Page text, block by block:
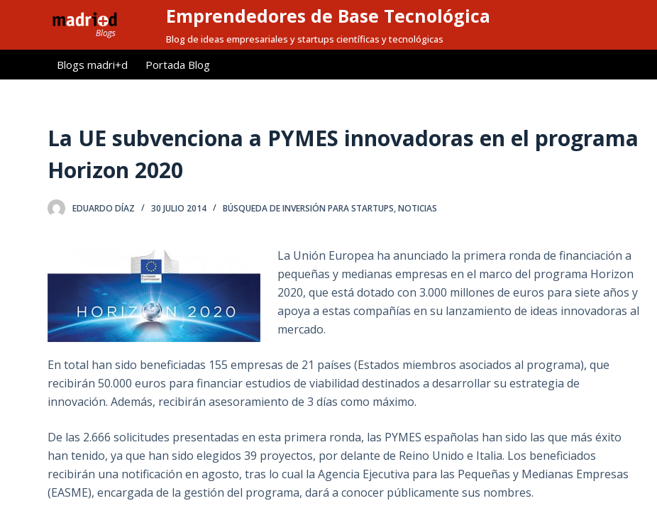
l
Emprendedores de Base Tecnológica
Blog de ideas empresariales y startups científicas y tecnológicas
Blogs madri+d Portada Blog
La UE subvenciona a PYMES innovadoras en el programa
Horizon 2020
EDUARDO DÍAZ 30 JULIO 2014 BÚSQUEDA DE INVERSIÓN PARA STARTUPS,NOTICIAS
La Unión Europea ha anunciado la primera ronda de financiación a
pequeñas y medianas empresas en el marco del programa Horizon
2020, que está dotado con 3.000 millones de euros para siete años y
apoya a estas compañías en su lanzamiento de ideas innovadoras al
mercado.
En total han sido beneficiadas 155 empresas de 21 países (Estados miembros asociados al programa), que
recibirán 50.000 euros para financiar estudios de viabilidad destinados a desarrollar su estrategia de
innovación. Además, recibiránasesoramiento de 3 días como máximo.
De las 2.666 solicitudes presentadas en esta primera ronda, las PYMES españolas han sido las que más éxito
han tenido, ya que han sido elegidos 39 proyectos, por delante de Reino Unido e Italia. Los beneficiados
recibirán una notificación en agosto, tras lo cual la Agencia Ejecutiva para las Pequeñas y Medianas Empresas
(EASME), encargada de la gestión del programa, dará a conocer públicamente sus nombres.